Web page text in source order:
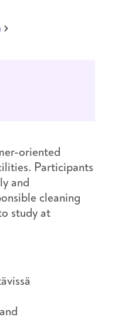
oriented
Participants
and
cleaning
study at